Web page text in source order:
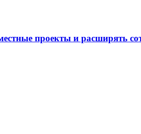
проекты и расширять